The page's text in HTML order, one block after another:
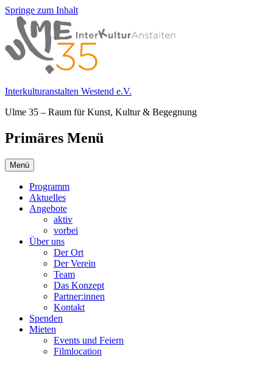
Springe zum Inhalt
Interkulturanstalten Westend e.V.
Ulme 35 – Raum für Kunst, Kultur & Begegnung
Primäres Menü
Menü
Programm
Aktuelles
Angebote
aktiv
vorbei
Über uns
Der Ort
Der Verein
Team
Das Konzept
Partner:innen
Kontakt
Spenden
Mieten
Events und Feiern
Filmlocation